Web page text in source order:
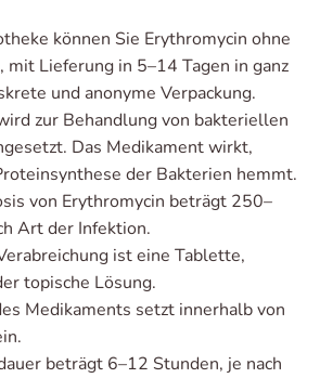
können Sie Erythromycin ohne
mit Lieferung in 5–14 Tagen in ganz
und anonyme Verpackung.
zur Behandlung von bakteriellen
Das Medikament wirkt,
der Bakterien hemmt.
von Erythromycin beträgt 250–
Art der Infektion.
ist eine Tablette,
topische Lösung.
Medikaments setzt innerhalb von
beträgt 6–12 Stunden, je nach